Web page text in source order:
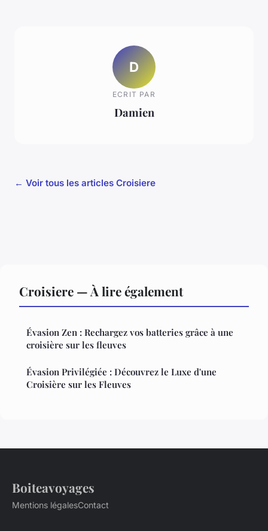
D
ECRIT PAR
Damien
← Voir tous les articles Croisiere
Croisiere — À lire également
Évasion Zen : Rechargez vos batteries grâce à une
croisière sur les fleuves
Évasion Privilégiée : Découvrez le Luxe d'une
Croisière sur les Fleuves
Boiteavoyages
Mentions légalesContact